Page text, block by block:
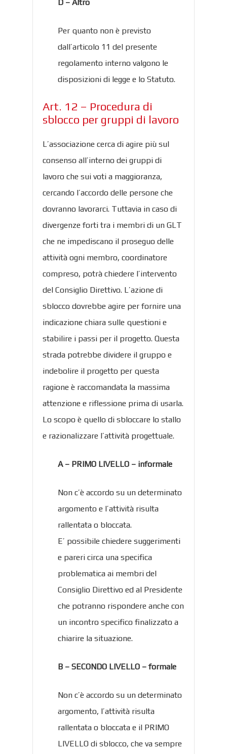
D – Altro
Per quanto non è previsto
dall’articolo 11 del presente
regolamento interno valgono le
disposizioni di legge e lo Statuto.
Art. 12 – Procedura di
sblocco per gruppi di lavoro
L’associazione cerca di agire più sul
consenso all’interno dei gruppi di
lavoro che sui voti a maggioranza,
cercando l’accordo delle persone che
dovranno lavorarci. Tuttavia in caso di
divergenze forti tra i membri di un GLT
che ne impediscano il proseguo delle
attività ogni membro, coordinatore
compreso, potrà chiedere l’intervento
del Consiglio Direttivo. L’azione di
sblocco dovrebbe agire per fornire una
indicazione chiara sulle questioni e
stabilire i passi per il progetto. Questa
strada potrebbe dividere il gruppo e
indebolire il progetto per questa
ragione è raccomandata la massima
attenzione e riflessione prima di usarla.
Lo scopo è quello di sbloccare lo stallo
e razionalizzare l’attività progettuale.
A – PRIMO LIVELLO – informale
Non c’è accordo su un determinato
argomento e l’attività risulta
rallentata o bloccata.
E’ possibile chiedere suggerimenti
e pareri circa una specifica
problematica ai membri del
Consiglio Direttivo ed al Presidente
che potranno rispondere anche con
un incontro specifico finalizzato a
chiarire la situazione.
B – SECONDO LIVELLO – formale
Non c’è accordo su un determinato
argomento, l’attività risulta
rallentata o bloccata e il PRIMO
LIVELLO di sblocco, che va sempre